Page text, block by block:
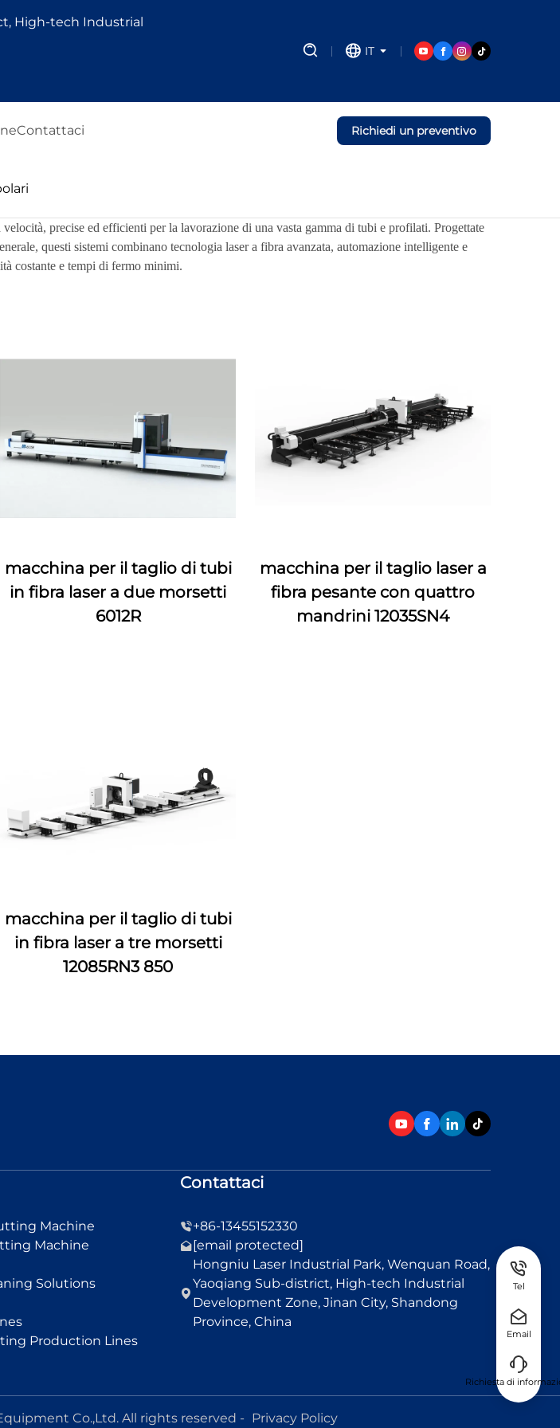
High-tech Industrial
IT
Contattaci Richiedi un preventivo
precise ed efficienti per la lavorazione di una vasta gamma di tubi e profilati. Progettate
questi sistemi combinano tecnologia laser a fibra avanzata, automazione intelligente e
costante e tempi di fermo minimi.
macchina per il taglio di tubi
in fibra laser a due morsetti
6012R
macchina per il taglio laser a
fibra pesante con quattro
mandrini 12035SN4
macchina per il taglio di tubi
in fibra laser a tre morsetti
12085RN3 850
Machine
Machine
Solutions
Production Lines
Contattaci
+86-13455152330
[email protected]
Hongniu Laser Industrial Park, Wenquan Road,
Yaoqiang Sub-district, High-tech Industrial
Development Zone, Jinan City, Shandong
Province, China
Co.,Ltd. All rights reserved - Privacy Policy
Tel
Email
Richiesta di